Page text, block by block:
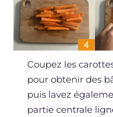
Coupez les
pour obtenir des
puis lavez
partie centrale